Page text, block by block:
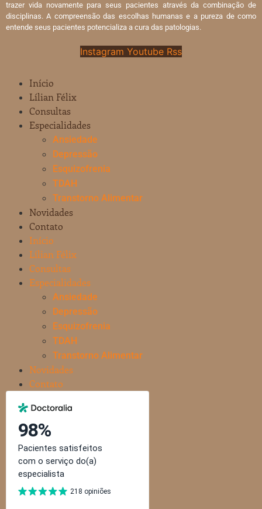
trazer vida novamente para seus pacientes através da combinação de
disciplinas. A compreensão das escolhas humanas e a pureza de como
entende seus pacientes potencializa a cura das patologias.
Instagram Youtube Rss
Início
Lílian Félix
Consultas
Especialidades
Ansiedade
Depressão
Esquizofrenia
TDAH
Transtorno Alimentar
Novidades
Contato
Início
Lílian Félix
Consultas
Especialidades
Ansiedade
Depressão
Esquizofrenia
TDAH
Transtorno Alimentar
Novidades
Contato